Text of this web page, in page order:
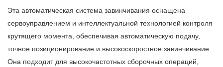
Эта автоматическая система завинчивания оснащена
сервоуправлением и интеллектуальной технологией контроля
крутящего момента, обеспечивая автоматическую подачу,
точное позиционирование и высокоскоростное завинчивание.
Она подходит для высокочастотных сборочных операций,